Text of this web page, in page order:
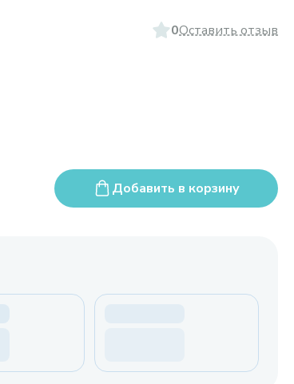
0Оставить отзыв
Добавить в корзину